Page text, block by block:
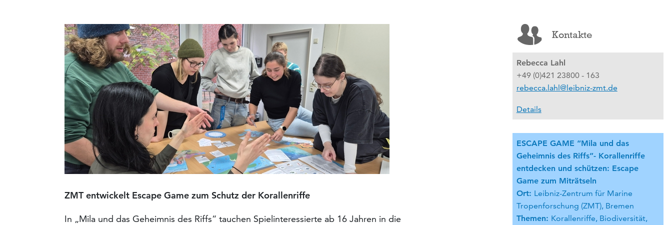
ZMTentwickelt Escape Gamezum Schutz der Korallenriffe
In „Mila und das Geheimnis des Riffs“ tauchen Spielinteressierte ab 16 Jahren in die
Kontakte
Rebecca Lahl
+49 (0)421 23800 - 163
rebecca.lahl@leibniz-zmt.de
Details
ESCAPE GAME “Mila und das
Geheimnis des Riffs”- Korallenriffe
entdecken und schützen: Escape
Game zum Miträtseln
Ort: Leibniz-Zentrum für Marine
Tropenforschung (ZMT), Bremen
Themen: Korallenriffe, Biodiversität,